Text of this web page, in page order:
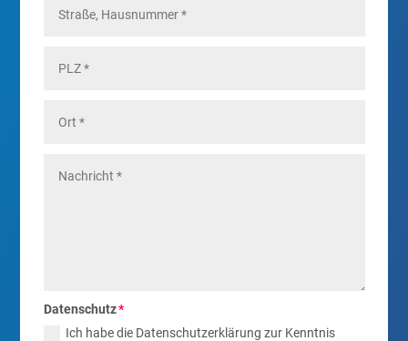
Datenschutz
Ich habe die Datenschutzerklärung zur Kenntnis